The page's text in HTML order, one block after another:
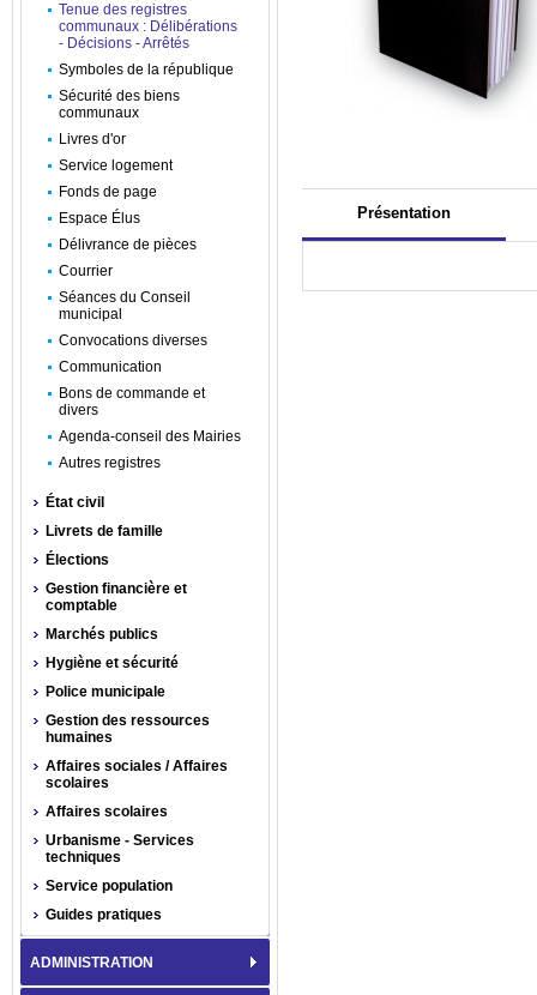
Présentation
Tenue des registres
communaux : Délibérations
- Décisions - Arrêtés
Symboles de la république
Sécurité des biens
communaux
Livres d'or
Service logement
Fonds de page
Espace Élus
Délivrance de pièces
Courrier
Séances du Conseil
municipal
Convocations diverses
Communication
Bons de commande et
divers
Agenda-conseil des Mairies
Autres registres
État civil
Livrets de famille
Élections
Gestion financière et
comptable
Marchés publics
Hygiène et sécurité
Police municipale
Gestion des ressources
humaines
Affaires sociales / Affaires
scolaires
Affaires scolaires
Urbanisme - Services
techniques
Service population
Guides pratiques
ADMINISTRATION